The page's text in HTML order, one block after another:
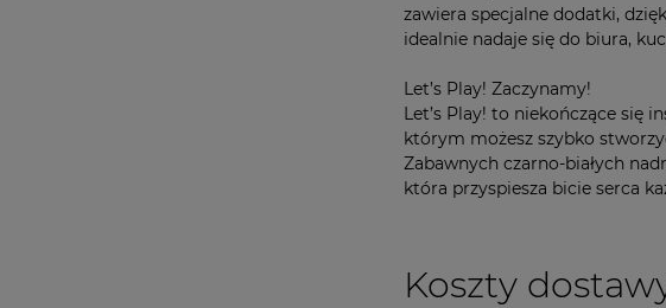
zawiera specjalne dodatki,
idealnie nadaje się do biura,
Let’s Play! Zaczynamy!
Let’s Play! to niekończące się
którym możesz szybko
Zabawnych czarno-białych
która przyspiesza bicie serca
Koszty